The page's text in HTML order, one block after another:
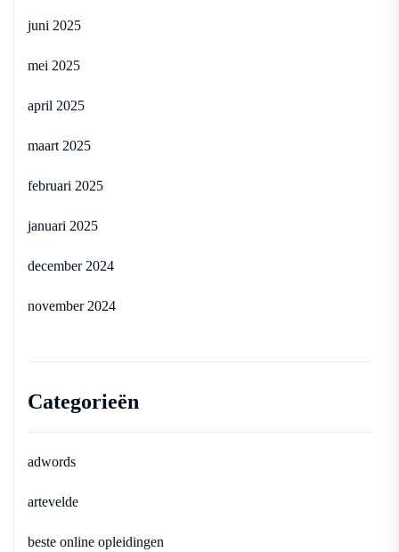
juni 2025
mei 2025
april 2025
maart 2025
februari 2025
januari 2025
december 2024
november 2024
Categorieën
adwords
artevelde
beste online opleidingen